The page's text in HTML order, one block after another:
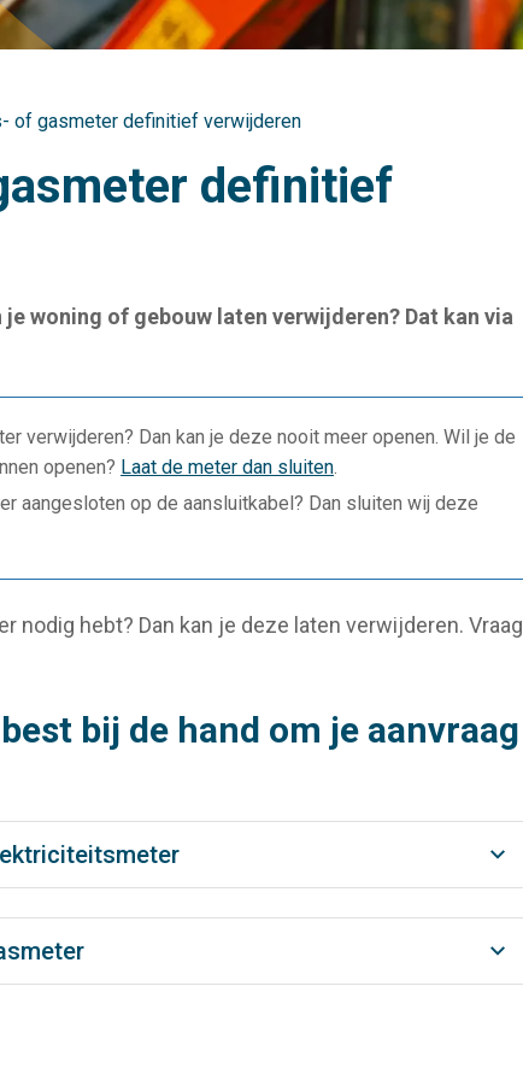
of gasmeter definitief verwijderen
definitief
woning of gebouw laten verwijderen? Dat kan via
verwijderen? Dan kan je deze nooit meer openen. Wil je de
openen? Laat de meter dan sluiten.
aangesloten op de aansluitkabel? Dan sluiten wij deze
nodig hebt? Dan kan je deze laten verwijderen. Vraag
bij de hand om je aanvraag